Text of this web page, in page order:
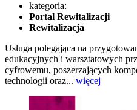
kategoria:
Portal Rewitalizacji
Rewitalizacja
Usługa polegająca na
edukacyjnych i warsztatowych
cyfrowemu, poszerzających
technologii oraz... więcej